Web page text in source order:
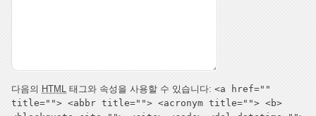
다음의 HTML 태그와 속성을 사용할 수 있습니다: <a href=""
title=""> <abbr title=""> <acronym title=""> <b>